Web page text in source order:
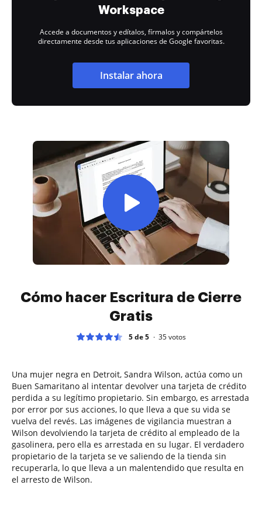
Workspace
Accede a documentos y edítalos, fírmalos y compártelos
directamente desde tus aplicaciones de Google favoritas.
Instalar ahora
Cómo hacer Escritura de Cierre
Gratis
5 de 5 35votos
Una mujer negra en Detroit, Sandra Wilson, actúa como un
Buen Samaritano al intentar devolver una tarjeta de crédito
perdida a su legítimo propietario. Sin embargo, es arrestada
por error por sus acciones, lo que lleva a que su vida se
vuelva del revés. Las imágenes de vigilancia muestran a
Wilson devolviendo la tarjeta de crédito al empleado de la
gasolinera, pero ella es arrestada en su lugar. El verdadero
propietario de la tarjeta se ve saliendo de la tienda sin
recuperarla, lo que lleva a un malentendido que resulta en
el arresto de Wilson.